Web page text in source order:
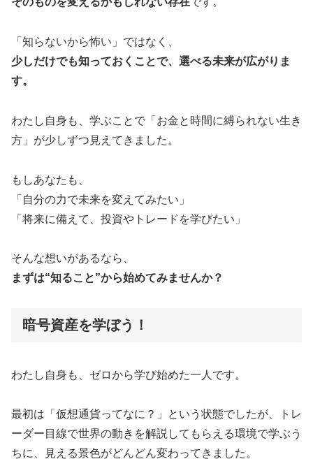
「知らないから怖い」ではなく、
少しだけでも知っておくことで、選べる未来が広がりま
す。
わたし自身も、学ぶことで「お金と時間に縛られない生き
方」が少しずつ見えてきました。
もしあなたも、
「自分の力で未来を変えてみたい」
「将来に備えて、投資やトレードを学びたい」
そんな想いがあるなら、
まずは“知ること”から始めてみませんか？
暗号資産を学ぼう！
わたし自身も、ゼロから学び始めた一人です。
最初は「仮想通貨ってなに？」という状態でしたが、トレ
ーダー目線で世界の動きを解説してもらえる環境で学ぶう
ちに、見える景色がどんどん変わってきました。